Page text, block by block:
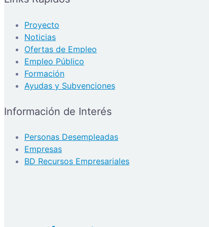
Proyecto
Noticias
Ofertas de Empleo
Empleo Público
Formación
Ayudas y Subvenciones
Información de Interés
Personas Desempleadas
Empresas
BD Recursos Empresariales